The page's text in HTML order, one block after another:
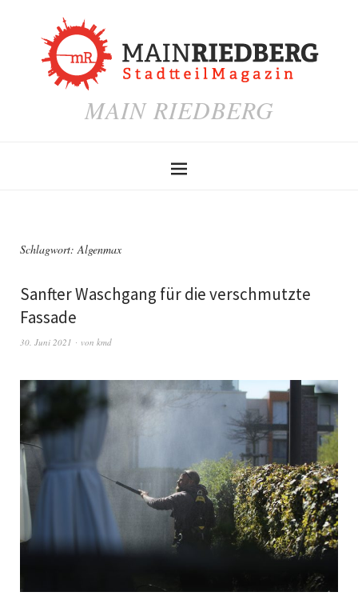
MAIN RIEDBERG
Schlagwort:Algenmax
Sanfter Waschgang für die verschmutzte
Fassade
30. Juni 2021 von kmd